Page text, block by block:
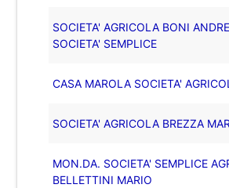
SOCIETA' AGRICOLA BONI
SOCIETA' SEMPLICE
CASA MAROLA SOCIETA'
SOCIETA' AGRICOLA BREZZA
MON.DA. SOCIETA' SEMPLICE
BELLETTINI MARIO